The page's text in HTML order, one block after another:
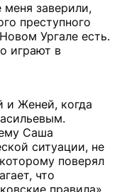
заверили,
преступного
Ургале есть.
играют в
и Женей, когда
Саша
ситуации, не
поверял
что
правила».